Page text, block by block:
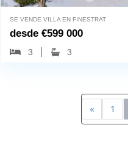
SE VENDE VILLA EN FINESTRAT
desde €599 000
3 3
« 1